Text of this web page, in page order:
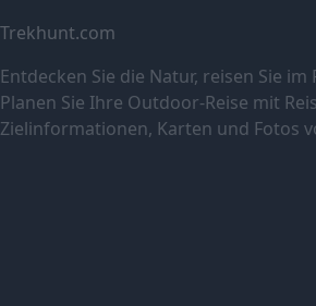
Trekhunt.com
Entdecken Sie die Natur, reisen Sie im
Planen Sie Ihre Outdoor-Reise mit
Zielinformationen, Karten und Fotos